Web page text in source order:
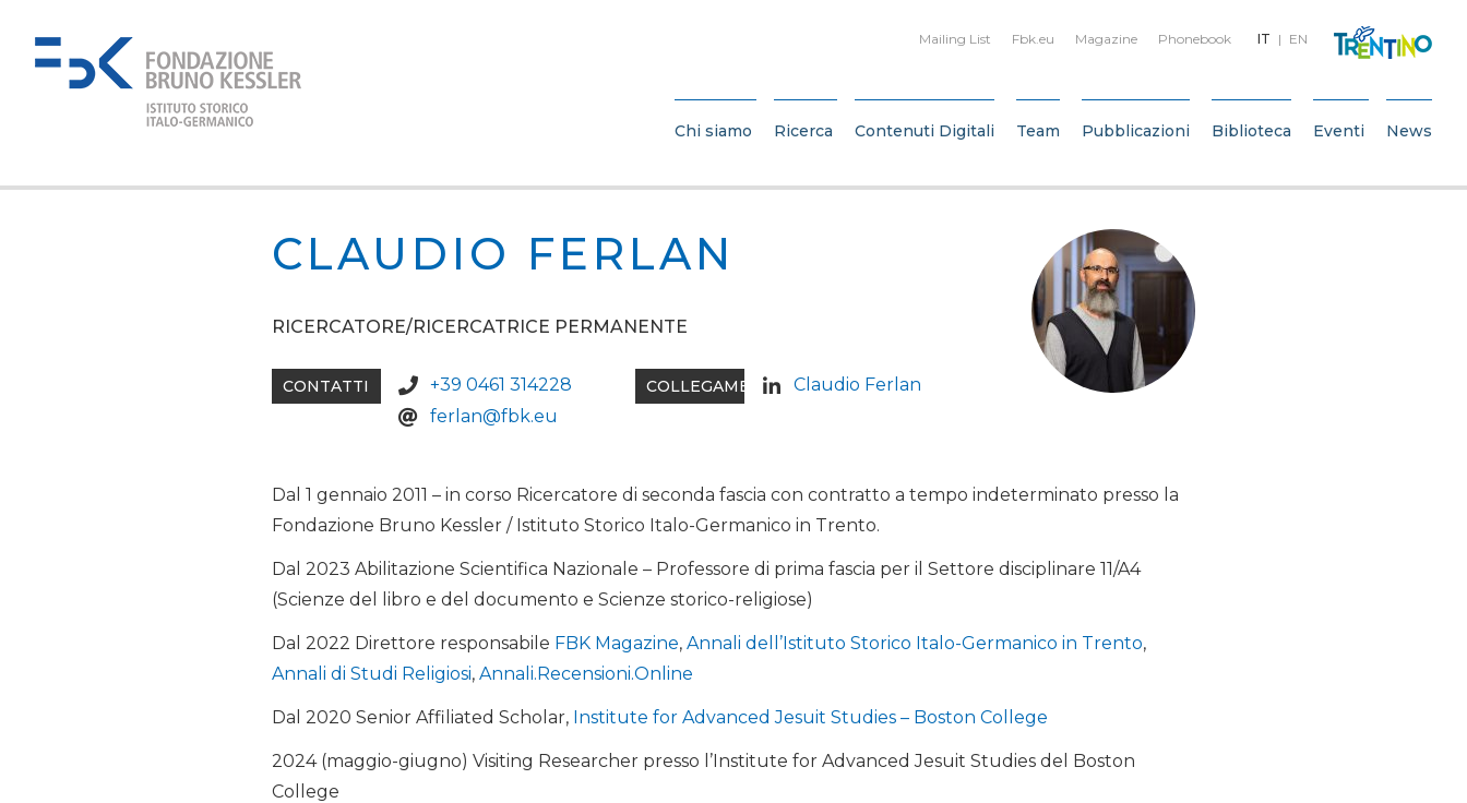
IT EN
Mailing List Fbk.eu Magazine Phonebook
Chi siamo Ricerca Contenuti Digitali Team Pubblicazioni Biblioteca Eventi News
CLAUDIO FERLAN
RICERCATORE/RICERCATRICE PERMANENTE
CONTATTI
+39 0461 314228
ferlan@fbk.eu
COLLEGAMENTI Claudio Ferlan
Dal 1 gennaio 2011 – in corso Ricercatore di seconda fascia con contratto a tempo indeterminato presso la
Fondazione Bruno Kessler / Istituto Storico Italo-Germanico in Trento.
Dal 2023 Abilitazione Scientifica Nazionale – Professore di prima fascia per il Settore disciplinare 11/A4
(Scienze del libro e del documento e Scienze storico-religiose)
Dal 2022 Direttore responsabile FBK Magazine, Annali dell’Istituto Storico Italo-Germanico in Trento,
Annali di Studi Religiosi, Annali.Recensioni.Online
Dal 2020 Senior Affiliated Scholar, Institute for Advanced Jesuit Studies – Boston College
2024 (maggio-giugno) Visiting Researcher presso l’Institute for Advanced Jesuit Studies del Boston
College